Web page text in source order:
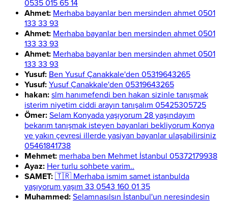
0535 015 65 14
Ahmet: Merhaba bayanlar ben mersinden ahmet 0501
133 33 93
Ahmet: Merhaba bayanlar ben mersinden ahmet 0501
133 33 93
Ahmet: Merhaba bayanlar ben mersinden ahmet 0501
133 33 93
Yusuf: Ben Yusuf Çanakkale'den 05319643265
Yusuf: Yusuf Çanakkale'den 05319643265
hakan: slm hanımefendi ben hakan sizinle tanışmak
isterim niyetim ciddi arayın tanışalım 05425305725
Ömer: Selam Konyada yaşıyorum 28 yaşındayım
bekarım tanışmak isteyen bayanlari bekliyorum Konya
ve yakın çevresi illerde yasiyan bayanlar ulaşabilirsiniz
05461841738
Mehmet: merhaba ben Mehmet İstanbul 05372179938
Ayaz: Her turlu sohbete varim..
SAMET: 🇹🇷 Merhaba ismim samet istanbulda
yaşıyorum yaşım 33 0543 160 01 35
Muhammed: Selamnasılsın İstanbul'un neresindesin